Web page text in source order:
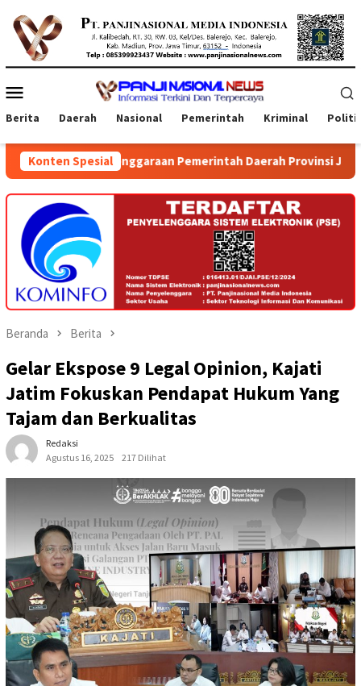
konten
Mobile
Berita Daerah Nasional Pemerintah Kriminal
Konten SpesialPemerintah Daerah Provinsi Jawa Timur dan
Beranda Berita
Gelar Ekspose 9 Legal Opinion, Kajati
Jatim Fokuskan Pendapat Hukum Yang
Tajam dan Berkualitas
Redaksi
Agustus 16, 2025
217 Dilihat